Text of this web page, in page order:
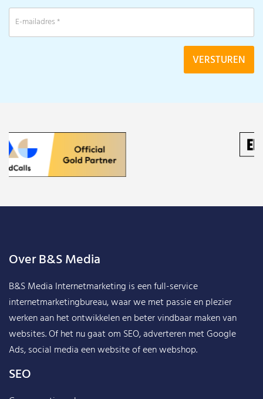
Over B&S Media
B&S Media Internetmarketing is een full-service
internetmarketingbureau, waar we met passie en plezier
werken aan het ontwikkelen en beter vindbaar maken van
websites. Of het nu gaat om SEO, adverteren met Google
Ads, social media een website of een webshop.
SEO